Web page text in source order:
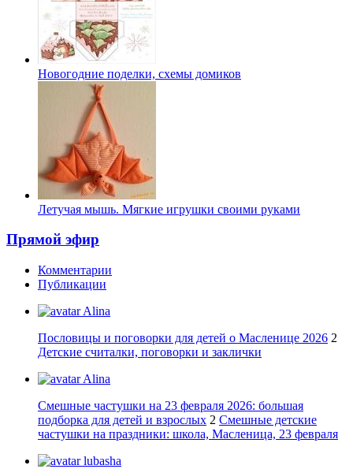
Новогодние поделки, схемы домиков
Летучая мышь. Мягкие игрушки своими руками
Прямой эфир
Комментарии
Публикации
Alina
Пословицы и поговорки для детей о Масленице 2026 2
Детские считалки, поговорки и заклички
Alina
Смешные частушки на 23 февраля 2026: большая
подборка для детей и взрослых 2 Смешные детские
частушки на праздники: школа, Масленица, 23 февраля
lubasha